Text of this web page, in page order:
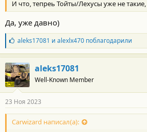
И что, тепреь Тойты/Лехусы уже не такие,
Да, уже давно)
Б
л
а
г
о
д
а
н
о
с
aleks17081 и alexlx470поблагодарили
aleks17081
Well-Known Member
23 Ноя 2023
Carwizard написал(а):